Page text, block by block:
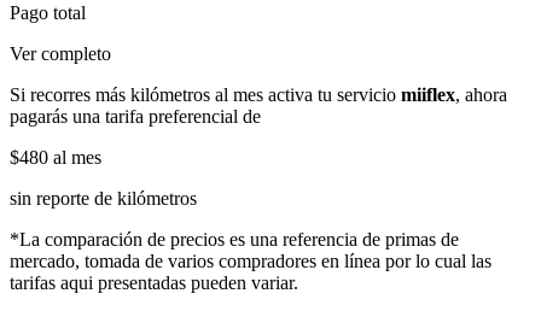
Pago total
Ver completo
Si recorres más kilómetros al mes activa tu servicio miiflex, ahora
pagarás una tarifa preferencial de
$480 al mes
sin reporte de kilómetros
*La comparación de precios es una referencia de primas de
mercado, tomada de varios compradores en línea por lo cual las
tarifas aqui presentadas pueden variar.